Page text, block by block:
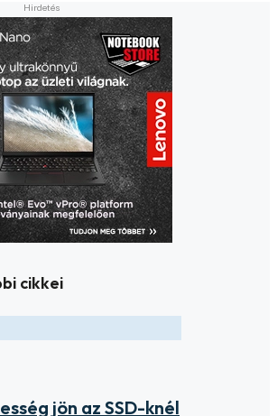
cikkei
jön az SSD-knél